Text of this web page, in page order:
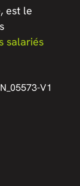
est le
salariés
V1